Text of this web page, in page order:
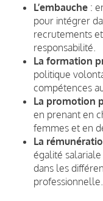
L’embauche :
pour intégrer
recrutements
responsabilité.
La formation
politique
compétences
La promotion
en prenant en
femmes et en
La
égalité
dans les
professionnelle.